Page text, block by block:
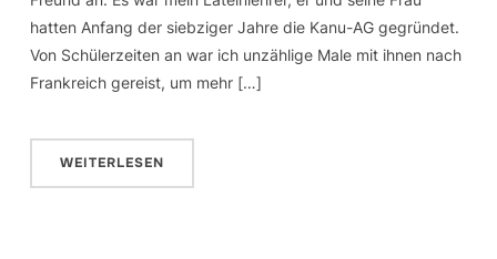
hatten Anfang der siebziger Jahre die Kanu-AG gegründet.
Von Schülerzeiten an war ich unzählige Male mit ihnen nach
Frankreich gereist, um mehr […]
WEITERLESEN